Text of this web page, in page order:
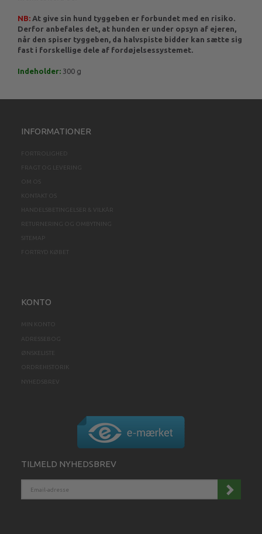
NB: At give sin hund tyggeben er forbundet med en risiko.
Derfor anbefales det, at hunden er under opsyn af ejeren,
når den spiser tyggeben, da halvspiste bidder kan sætte sig
fast i forskellige dele af fordøjelsessystemet.
Indeholder: 300 g
INFORMATIONER
FORTROLIGHED
FRAGT OG LEVERING
OM OS
KONTAKT OS
HANDELSBETINGELSER & VILKÅR
RETURNERING OG OMBYTNING
SITEMAP
FORTRYD KØBET
KONTO
MIN KONTO
ADRESSEBOG
ØNSKELISTE
ORDREHISTORIK
NYHEDSBREV
TILMELD NYHEDSBREV
ADRESSE